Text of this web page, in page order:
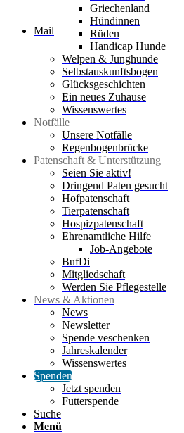
Mail
Griechenland
Hündinnen
Rüden
Handicap Hunde
Welpen & Junghunde
Selbstauskunftsbogen
Glücksgeschichten
Ein neues Zuhause
Wissenswertes
Notfälle
Unsere Notfälle
Regenbogenbrücke
Patenschaft & Unterstützung
Seien Sie aktiv!
Dringend Paten gesucht
Hofpatenschaft
Tierpatenschaft
Hospizpatenschaft
Ehrenamtliche Hilfe
Job-Angebote
BufDi
Mitgliedschaft
Werden Sie Pflegestelle
News & Aktionen
News
Newsletter
Spende veschenken
Jahreskalender
Wissenswertes
Spenden
Jetzt spenden
Futterspende
Suche
Menü